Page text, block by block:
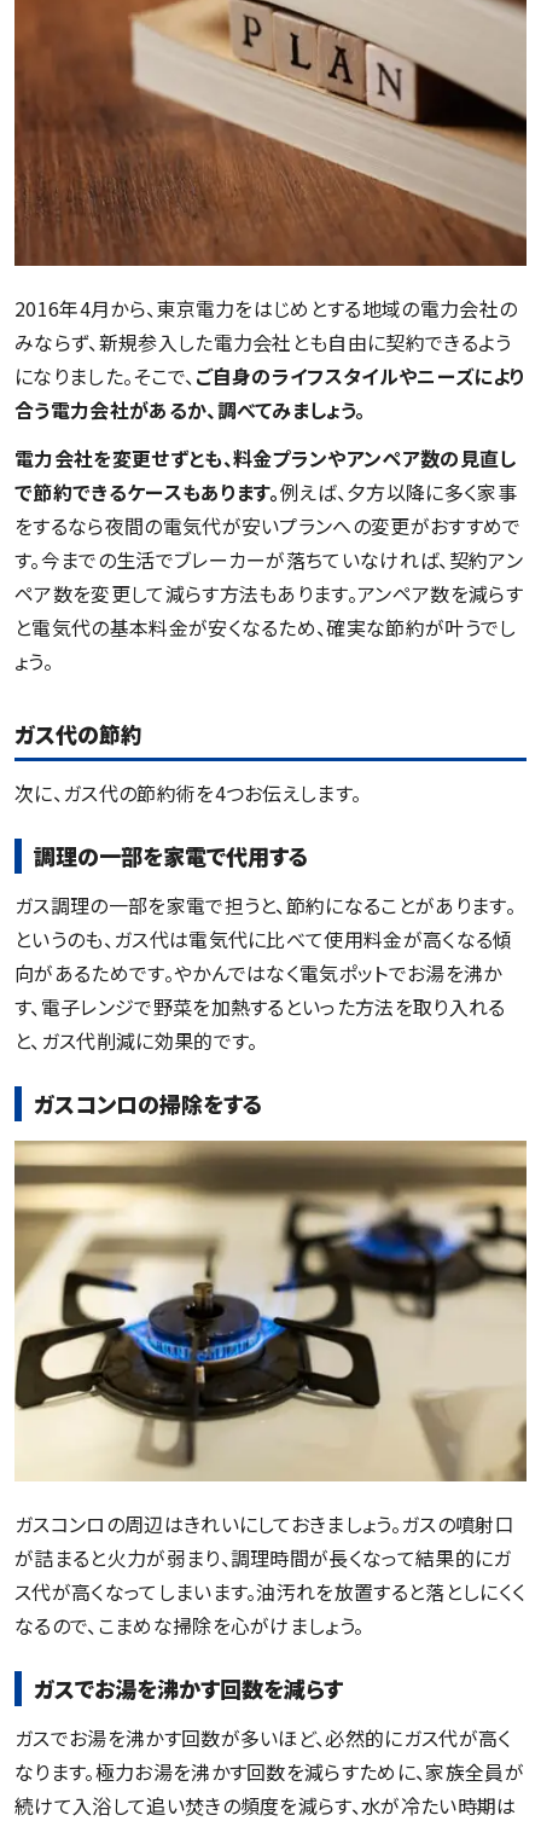
2016年4月から、東京電力をはじめとする地域の電力会社の
みならず、新規参入した電力会社とも自由に契約できるよう
になりました。そこで、 ご自身のライフスタイルやニーズにより
合う電力会社があるか、調べてみましょう。
電力会社を変更せずとも、料金プランやアンペア数の見直し
で節約できるケースもあります。例えば、夕方以降に多く家事
をするなら夜間の電気代が安いプランへの変更がおすすめで
す。今までの生活でブレーカーが落ちていなければ、契約アン
ペア数を変更して減らす方法もあります。アンペア数を減らす
と電気代の基本料金が安くなるため、確実な節約が叶うでし
ょう。
ガス代の節約
次に、ガス代の節約術を4つお伝えします。
調理の一部を家電で代用する
ガス調理の一部を家電で担うと、節約になることがあります。
というのも、ガス代は電気代に比べて使用料金が高くなる傾
向があるためです。やかんではなく電気ポットでお湯を沸か
す、電子レンジで野菜を加熱するといった方法を取り入れる
と、ガス代削減に効果的です。
ガスコンロの掃除をする
ガスコンロの周辺はきれいにしておきましょう。ガスの噴射口
が詰まると火力が弱まり、調理時間が長くなって結果的にガ
ス代が高くなってしまいます。油汚れを放置すると落としにくく
なるので、こまめな掃除を心がけましょう。
ガスでお湯を沸かす回数を減らす
ガスでお湯を沸かす回数が多いほど、必然的にガス代が高く
なります。極力お湯を沸かす回数を減らすために、家族全員が
続けて入浴して追い焚きの頻度を減らす、水が冷たい時期は